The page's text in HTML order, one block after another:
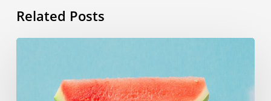
Related Posts